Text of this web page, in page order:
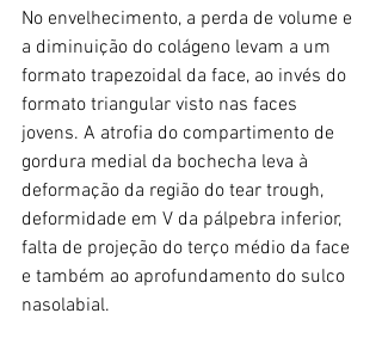
No envelhecimento, a perda de volume e
a diminuição do colágeno levam a um
formato trapezoidal da face, ao invés do
formato triangular visto nas faces
jovens. A atrofia do compartimento de
gordura medial da bochecha leva à
deformação da região do tear trough,
deformidade em V da pálpebra inferior,
falta de projeção do terço médio da face
e também ao aprofundamento do sulco
nasolabial.